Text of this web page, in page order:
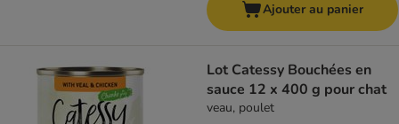
Ajouter au panier
Lot Catessy Bouchées en
sauce 12 x 400 g pour chat
veau, poulet